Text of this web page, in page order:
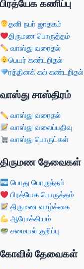
பிரத்யேக கணிப்பு
தனி நபர் ஜாதகம்
திருமண பொருத்தம்
வாஸ்து வரைதல்
பெயர் கண்டறிதல்
ரத்தினக் கல் கண்டறிதல்
வாஸ்து சாஸ்திரம்
வாஸ்து வரைதல்
வாஸ்து வலைப்பதிவு
வாஸ்து பொருட்கள்
திருமண தேவைகள்
பொது பொருத்தம்
பிரத்யேக பொருத்தம்
திருமண வாழ்க்கை
ஆரோக்கியம்
சமையல் குறிப்பு
கோவில் தேவைகள்